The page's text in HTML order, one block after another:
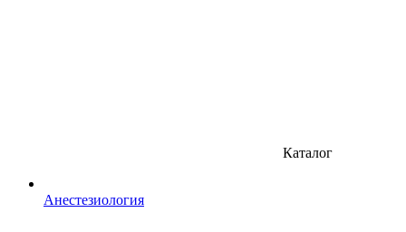
Каталог
Анестезиология